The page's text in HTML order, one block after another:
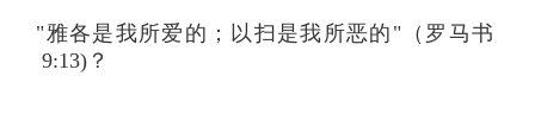
"雅各是我所爱的；以扫是我所恶的"（罗马书
9:13)？